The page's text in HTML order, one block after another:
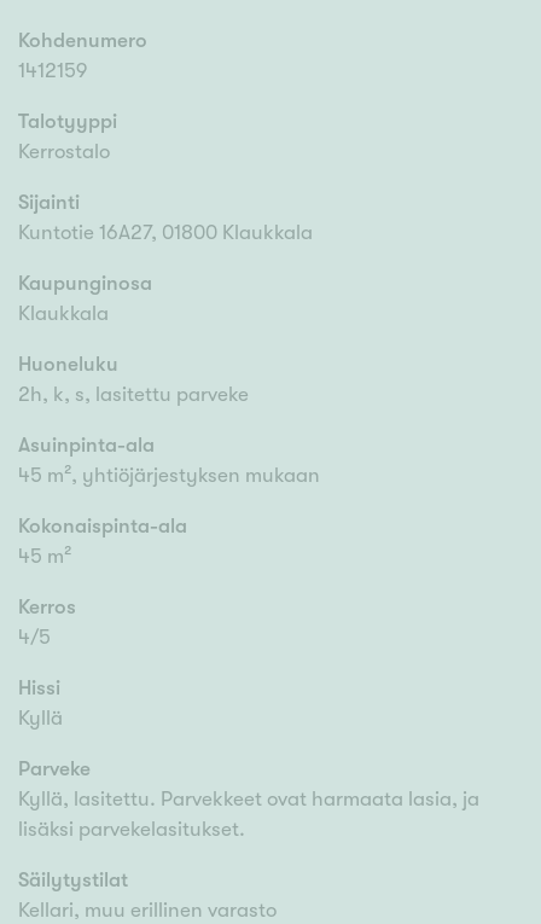
Kohdenumero
1412159
Talotyyppi
Kerrostalo
Sijainti
Kuntotie 16A27, 01800 Klaukkala
Kaupunginosa
Klaukkala
Huoneluku
2h, k, s, lasitettu parveke
Asuinpinta-ala
45 m², yhtiöjärjestyksen mukaan
Kokonaispinta-ala
45 m²
Kerros
4/5
Hissi
Kyllä
Parveke
Kyllä, lasitettu. Parvekkeet ovat harmaata lasia, ja
lisäksi parvekelasitukset.
Säilytystilat
Kellari, muu erillinen varasto